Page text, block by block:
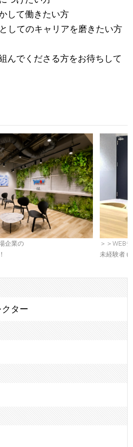
して働きたい方
してのキャリアを磨きたい方
んでくださる方をお待ちして
企業の
＞＞WEB
未経験者
ター